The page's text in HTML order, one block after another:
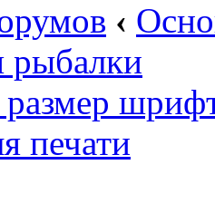
‹
рыбалки
печати